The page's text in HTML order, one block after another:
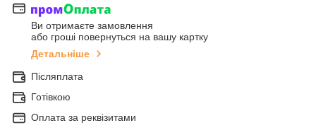
Ви отримаєте замовлення
або гроші повернуться на вашу картку
Детальніше
Післяплата
Готівкою
Оплата за реквізитами